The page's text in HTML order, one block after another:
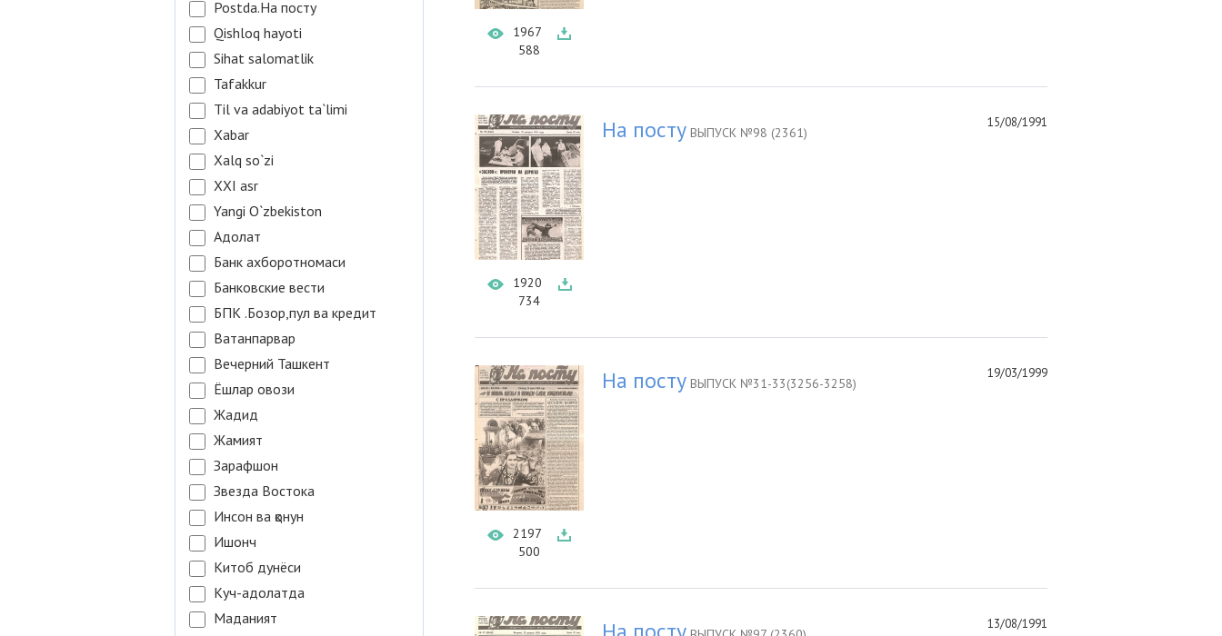
1967
588
1920
734
15/08/1991
На посту ВЫПУСК №98 (2361)
2197
500
19/03/1999
На посту ВЫПУСК №31-33(3256-3258)
13/08/1991
Postda.На посту
Qishloq hayoti
Sihat salomatlik
Tafakkur
Til va adabiyot ta`limi
Xabar
Xalq so`zi
XXI asr
Yangi O`zbekiston
Адолат
Банк ахборотномаси
Банковские вести
БПК .Бозор,пул ва кредит
Ватанпарвар
Вечерний Ташкент
Ёшлар овози
Жадид
Жамият
Зарафшон
Звезда Востока
Инсон ва қонун
Ишонч
Китоб дунёси
Куч-адолатда
Маданият